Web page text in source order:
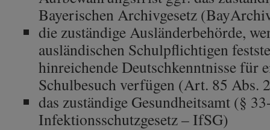
Bayerischen Archivgesetz
die zuständige Ausländerbehörde,
ausländischen Schulpflichtigen
hinreichende Deutschkenntnisse für
Schulbesuch verfügen (Art. 85 Abs.
das zuständige Gesundheitsamt (§
Infektionsschutzgesetz – IfSG)